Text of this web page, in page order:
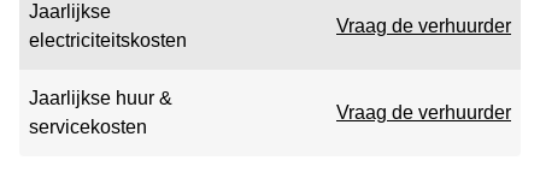
Jaarlijkse
electriciteitskosten
Vraag de verhuurder
Jaarlijkse huur &
servicekosten
Vraag de verhuurder